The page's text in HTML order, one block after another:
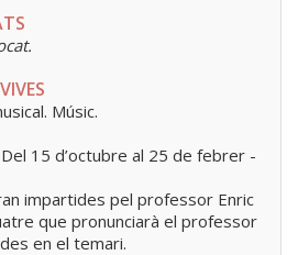
Músic.
Del 15 d’octubre al 25 de febrer -
impartides pel professor Enric
que pronunciarà el professor
en el temari.